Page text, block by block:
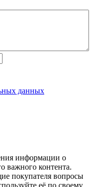
данных
информации о
важного контента.
покупателя вопросы
её по своему